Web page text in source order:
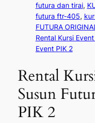
futura dan tirai,
futura ftr-405,
FUTURA
Rental Kursi
Event PIK 2
Rental
Susun
PIK 2